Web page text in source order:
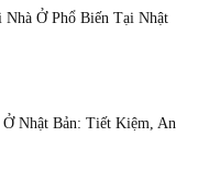
Nhà Ở Phổ Biến Tại Nhật
Nhật Bản: Tiết Kiệm, An